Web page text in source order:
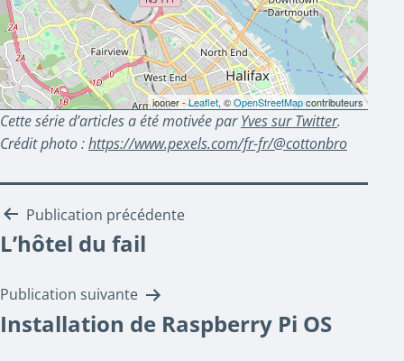
iooner -Leaflet, ©OpenStreetMapcontributeurs
Cette série d’articles a été motivée parYves sur Twitter.
Crédit photo :https://www.pexels.com/fr-fr/@cottonbro
Navigation
de
l’article
Publication précédente
L’hôtel du fail
Publication suivante
Installation de Raspberry Pi OS